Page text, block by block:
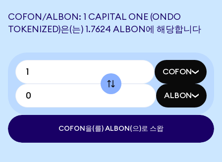
COFON/ALBON: 1 CAPITAL ONE (ONDO
TOKENIZED)은(는) 1.7624 ALBON에 해당합니다
COFON
ALBON
COFON을(를) ALBON(으)로 스왑